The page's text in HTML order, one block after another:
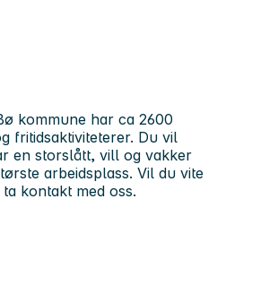
kommune har ca 2600
fritidsaktiviteterer. Du vil
en storslått, vill og vakker
arbeidsplass. Vil du vite
kontakt med oss.